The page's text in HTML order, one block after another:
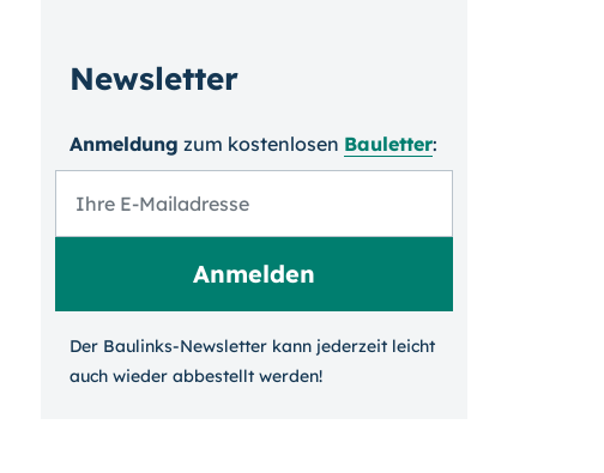
Newsletter
Anmeldung zum kosten­losen Bauletter:
Der Baulinks-Newsletter kann jeder­zeit leicht
auch wieder ab­bestellt werden!